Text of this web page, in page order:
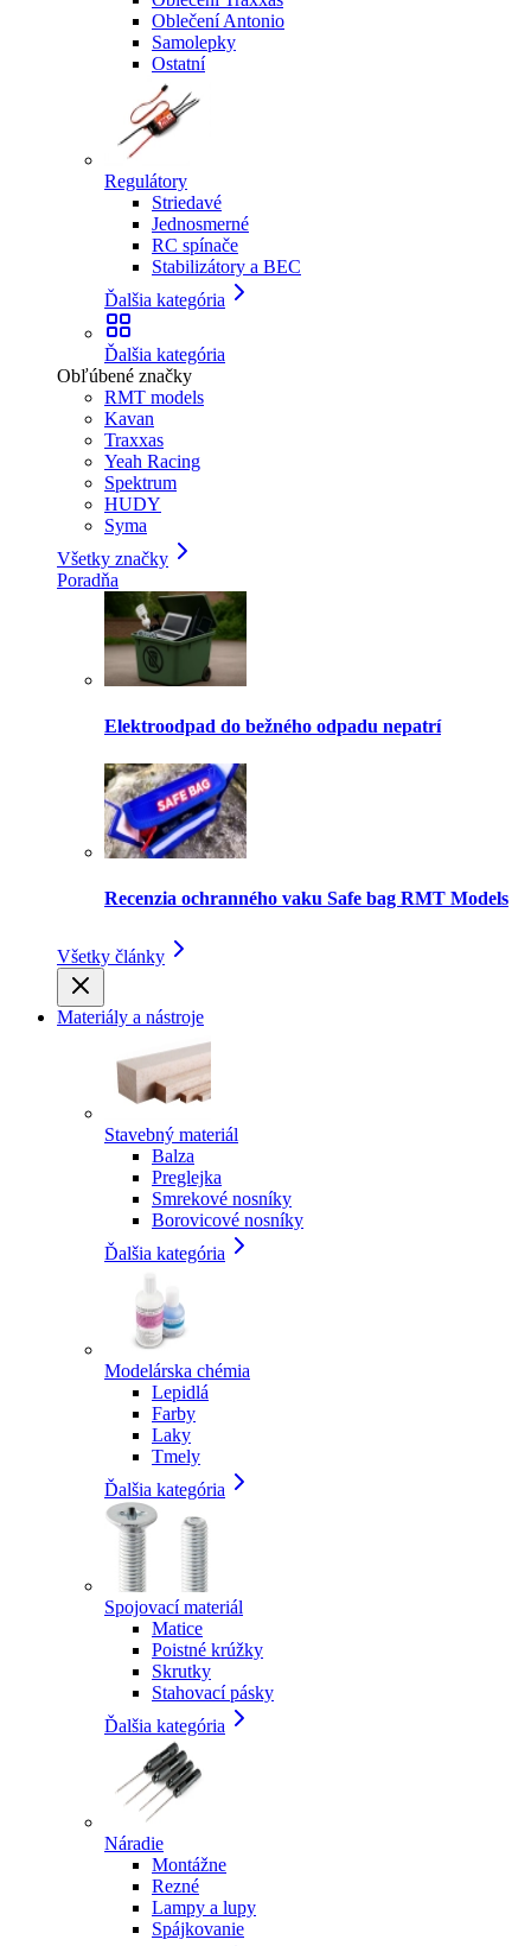
Oblečení Antonio
Samolepky
Ostatní
Regulátory
Striedavé
Jednosmerné
RC spínače
Stabilizátory a BEC
Ďalšia kategória
Ďalšia kategória
Obľúbené značky
RMT models
Kavan
Traxxas
Yeah Racing
Spektrum
HUDY
Syma
Všetky značky
Poradňa
Elektroodpad do bežného odpadu nepatrí
Recenzia ochranného vaku Safe bag RMT Models
Všetky články
Materiály a nástroje
Stavebný materiál
Balza
Preglejka
Smrekové nosníky
Borovicové nosníky
Ďalšia kategória
Modelárska chémia
Lepidlá
Farby
Laky
Tmely
Ďalšia kategória
Spojovací materiál
Matice
Poistné krúžky
Skrutky
Stahovací pásky
Ďalšia kategória
Náradie
Montážne
Rezné
Lampy a lupy
Spájkovanie